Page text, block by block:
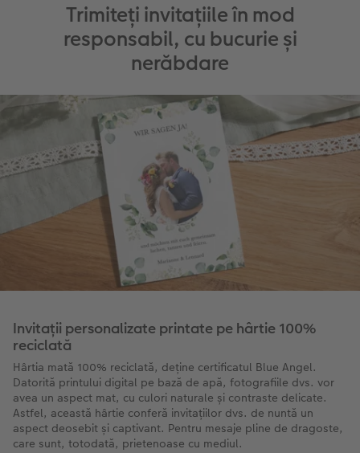
Trimiteți invitațiile în mod
responsabil, cu bucurie și
nerăbdare
Invitații personalizate printate pe hârtie 100%
reciclată
Hârtia mată 100% reciclată, deține certificatul Blue Angel.
Datorită printului digital pe bază de apă, fotografiile dvs. vor
avea un aspect mat, cu culori naturale și contraste delicate.
Astfel, această hârtie conferă invitațiilor dvs. de nuntă un
aspect deosebit și captivant. Pentru mesaje pline de dragoste,
care sunt, totodată, prietenoase cu mediul.